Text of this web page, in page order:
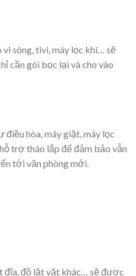
sóng, tivi, máy lọc khí… sẽ
cần gói bọc lại và cho vào
điều hòa, máy giặt, máy lọc
trợ tháo lắp để đảm bảo vẫn
tới văn phòng mới.
đĩa, đồ lặt vặt khác… sẽ được